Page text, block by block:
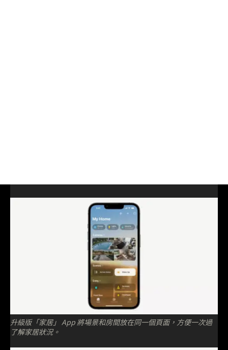
升級版「家居」 App 將場景和房間放在同一個頁面，方便一次過
了解家居狀況。